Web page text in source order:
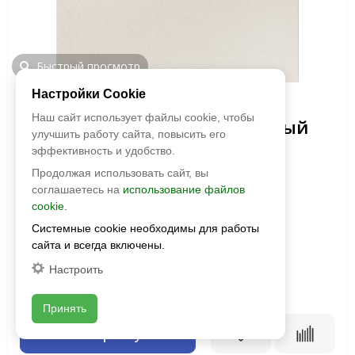
Быстрый просмотр
Уральский гранит
Керамогранит U100A молочный
300х300х12 усиленный
антискользящий
Размер:
Тип:неглазурованная
Толщина: 12 мм
Цвета:
1 200 руб./м
Настройки Cookie
Наш сайт использует файлы cookie, чтобы
улучшить работу сайта, повысить его
эффективность и удобство.
Продолжая использовать сайт, вы
соглашаетесь на использование файлов
cookie.
Системные cookie необходимы для работы
сайта и всегда включены.
Настроить
Принять